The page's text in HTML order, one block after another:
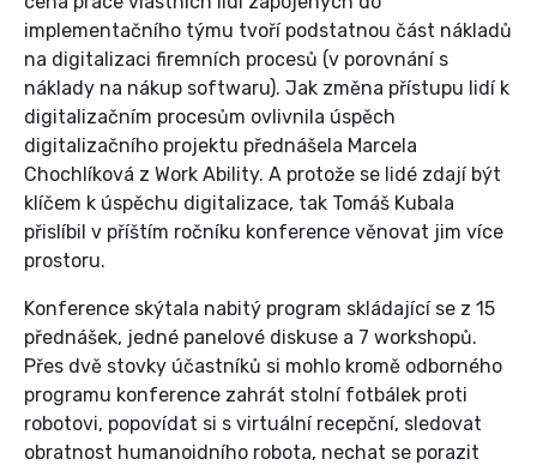
implementačního týmu tvoří podstatnou část nákladů
na digitalizaci firemních procesů (v porovnání s
náklady na nákup softwaru). Jak změna přístupu lidí k
digitalizačním procesům ovlivnila úspěch
digitalizačního projektu přednášela Marcela
Chochlíková z Work Ability. A protože se lidé zdají být
klíčem k úspěchu digitalizace, tak Tomáš Kubala
přislíbil v příštím ročníku konference věnovat jim více
prostoru.
Konference skýtala nabitý program skládající se z 15
přednášek, jedné panelové diskuse a 7 workshopů.
Přes dvě stovky účastníků si mohlo kromě odborného
programu konference zahrát stolní fotbálek proti
robotovi, popovídat si s virtuální recepční, sledovat
obratnost humanoidního robota, nechat se porazit